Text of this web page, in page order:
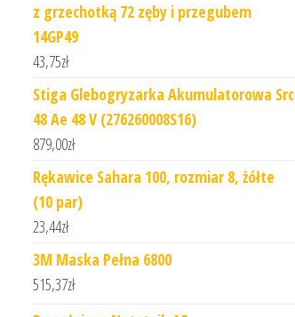
z grzechotką 72 zęby i przegubem
14GP49
43,75zł
Stiga Glebogryzarka Akumulatorowa Src
48 Ae 48 V (276260008S16)
879,00zł
Rękawice Sahara 100, rozmiar 8, żółte
(10 par)
23,44zł
3M Maska Pełna 6800
515,37zł